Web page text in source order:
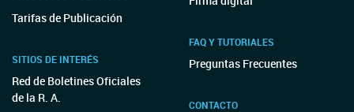
Tarifas de Publicación
SITIOS DE INTERÉS
Red de Boletines Oficiales
de la R. A.
FAQ Y TUTORIALES
Preguntas Frecuentes
CONTACTO